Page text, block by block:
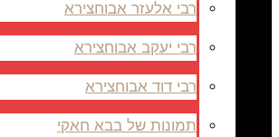
רבי אלעזר אבוחצירא
רבי יעקב אבוחצירא
רבי דוד אבוחצירא
תמונות של בבא חאקי